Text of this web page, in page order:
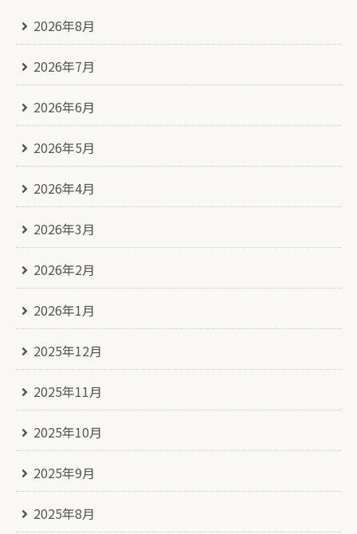
2026年8月
2026年7月
2026年6月
2026年5月
2026年4月
2026年3月
2026年2月
2026年1月
2025年12月
2025年11月
2025年10月
2025年9月
2025年8月